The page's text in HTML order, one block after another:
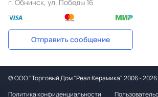
г. Обнинск, ул. Победы 16
Отправить сообщение
©ООО "Торговый Дом "Реал Керамика"2006 - 2026
Политика конфиденциальности